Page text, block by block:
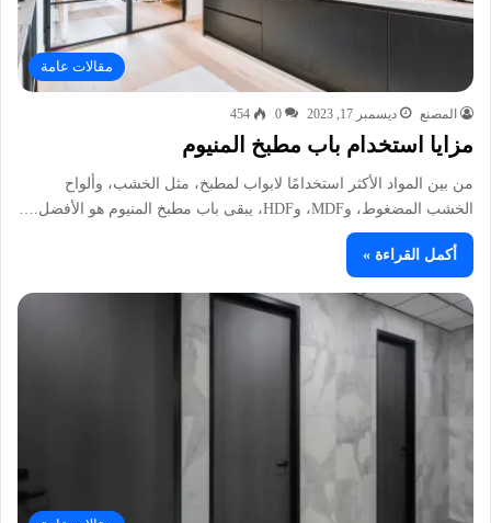
مقالات عامة
المصنع ديسمبر 17, 2023 0
454
مزايا استخدام باب مطبخ المنيوم
من بين المواد الأكثر استخدامًا لابواب لمطبخ، مثل الخشب، وألواح
الخشب المضغوط، وMDF، وHDF، يبقى باب مطبخ المنيوم هو الأفضل.…
أكمل القراءة »